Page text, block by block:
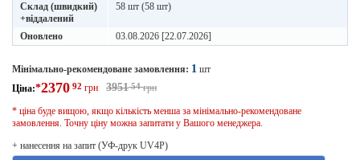
Склад (швидкий)
+віддалений
58 шт (58 шт)
Оновлено 03.08.2026 [22.07.2026]
Мінімально-рекомендоване замовлення: 1 шт
Ціна:*2370 92 грн 395154грн
* ціна буде вищою, якщо кількість менша за мінімально-рекомендоване
замовлення. Точну ціну можна запитати у Вашого менеджера.
+ нанесення на запит (УФ-друк UV4P)